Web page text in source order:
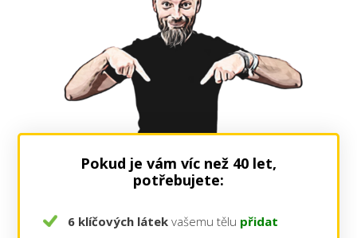
Pokud je vám víc než 40 let,
potřebujete:
6 klíčových látek vašemu tělu přidat